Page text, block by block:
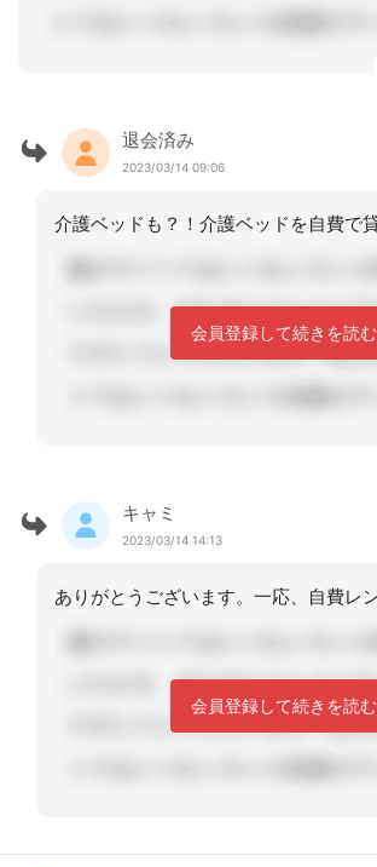
退会済み
2023/03/14 09:06
会員登録して続きを読む
キャミ
2023/03/14 14:13
会員登録して続きを読む